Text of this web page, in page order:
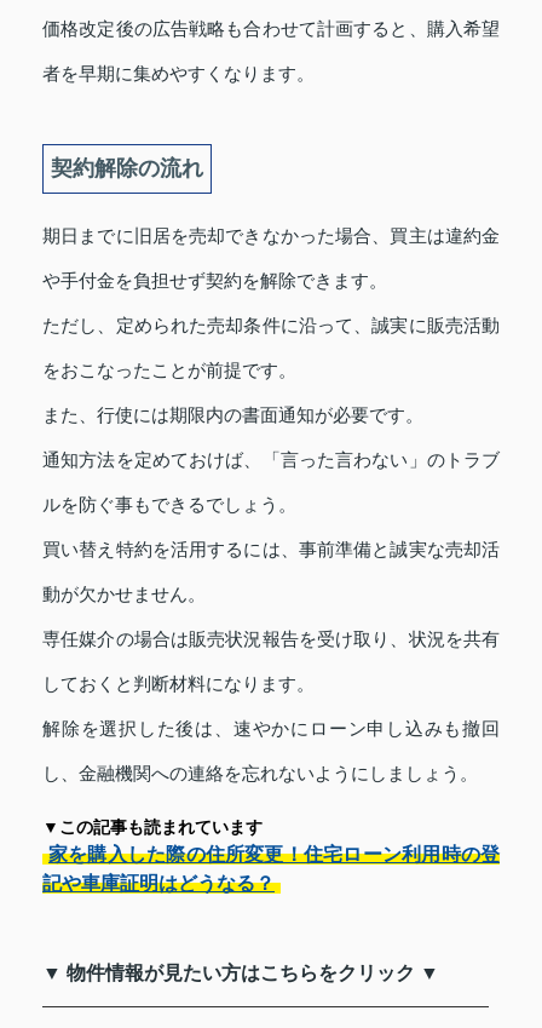
価格改定後の広告戦略も合わせて計画すると、購入希望
者を早期に集めやすくなります。
契約解除の流れ
期日までに旧居を売却できなかった場合、買主は違約金
や手付金を負担せず契約を解除できます。
ただし、定められた売却条件に沿って、誠実に販売活動
をおこなったことが前提です。
また、行使には期限内の書面通知が必要です。
通知方法を定めておけば、「言った言わない」のトラブ
ルを防ぐ事もできるでしょう。
買い替え特約を活用するには、事前準備と誠実な売却活
動が欠かせません。
専任媒介の場合は販売状況報告を受け取り、状況を共有
しておくと判断材料になります。
解除を選択した後は、速やかにローン申し込みも撤回
し、金融機関への連絡を忘れないようにしましょう。
▼この記事も読まれています
家を購入した際の住所変更！住宅ローン利用時の登
記や車庫証明はどうなる？
▼ 物件情報が見たい方はこちらをクリック ▼